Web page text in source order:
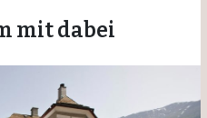
mit dabei